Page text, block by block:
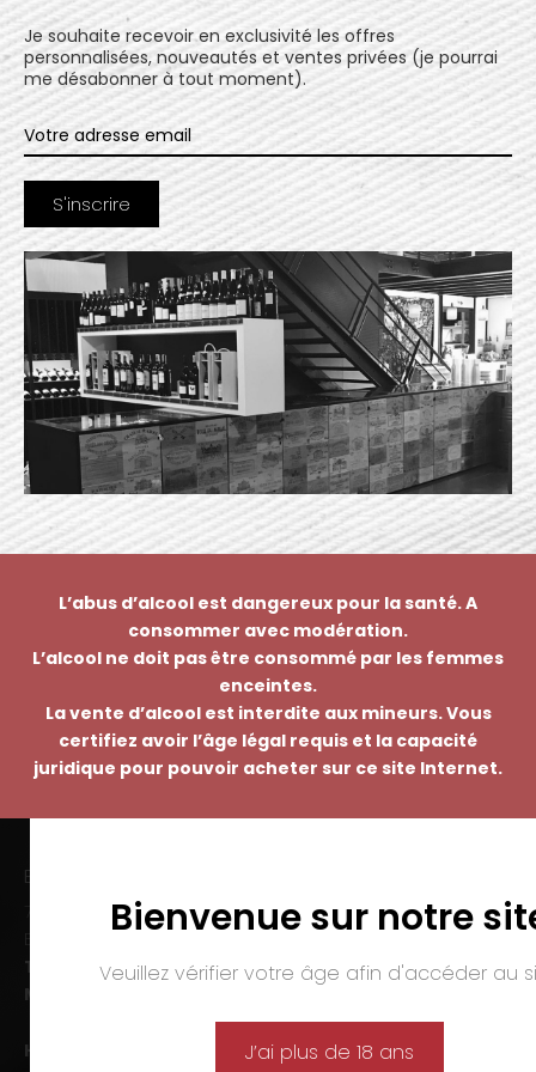
Je souhaite recevoir en exclusivité les offres
personnalisées, nouveautés et ventes privées (je pourrai
me désabonner à tout moment).
L’abus d’alcool est dangereux pour la santé. A
consommer avec modération.
L’alcool ne doit pas être consommé par les femmes
enceintes.
La vente d’alcool est interdite aux mineurs. Vous
certifiez avoir l’âge légal requis et la capacité
juridique pour pouvoir acheter sur ce site Internet.
Bienvenue sur notre
Veuillez vérifier votre âge afin d'accéder au
J’ai plus de 18 ans
EMMANUEL NASTI
7 avenue Pierre Pflimlin – ZAC Espale
Tél. :
03 89 46 50 35
Mail :
Horaires d’ouverture :